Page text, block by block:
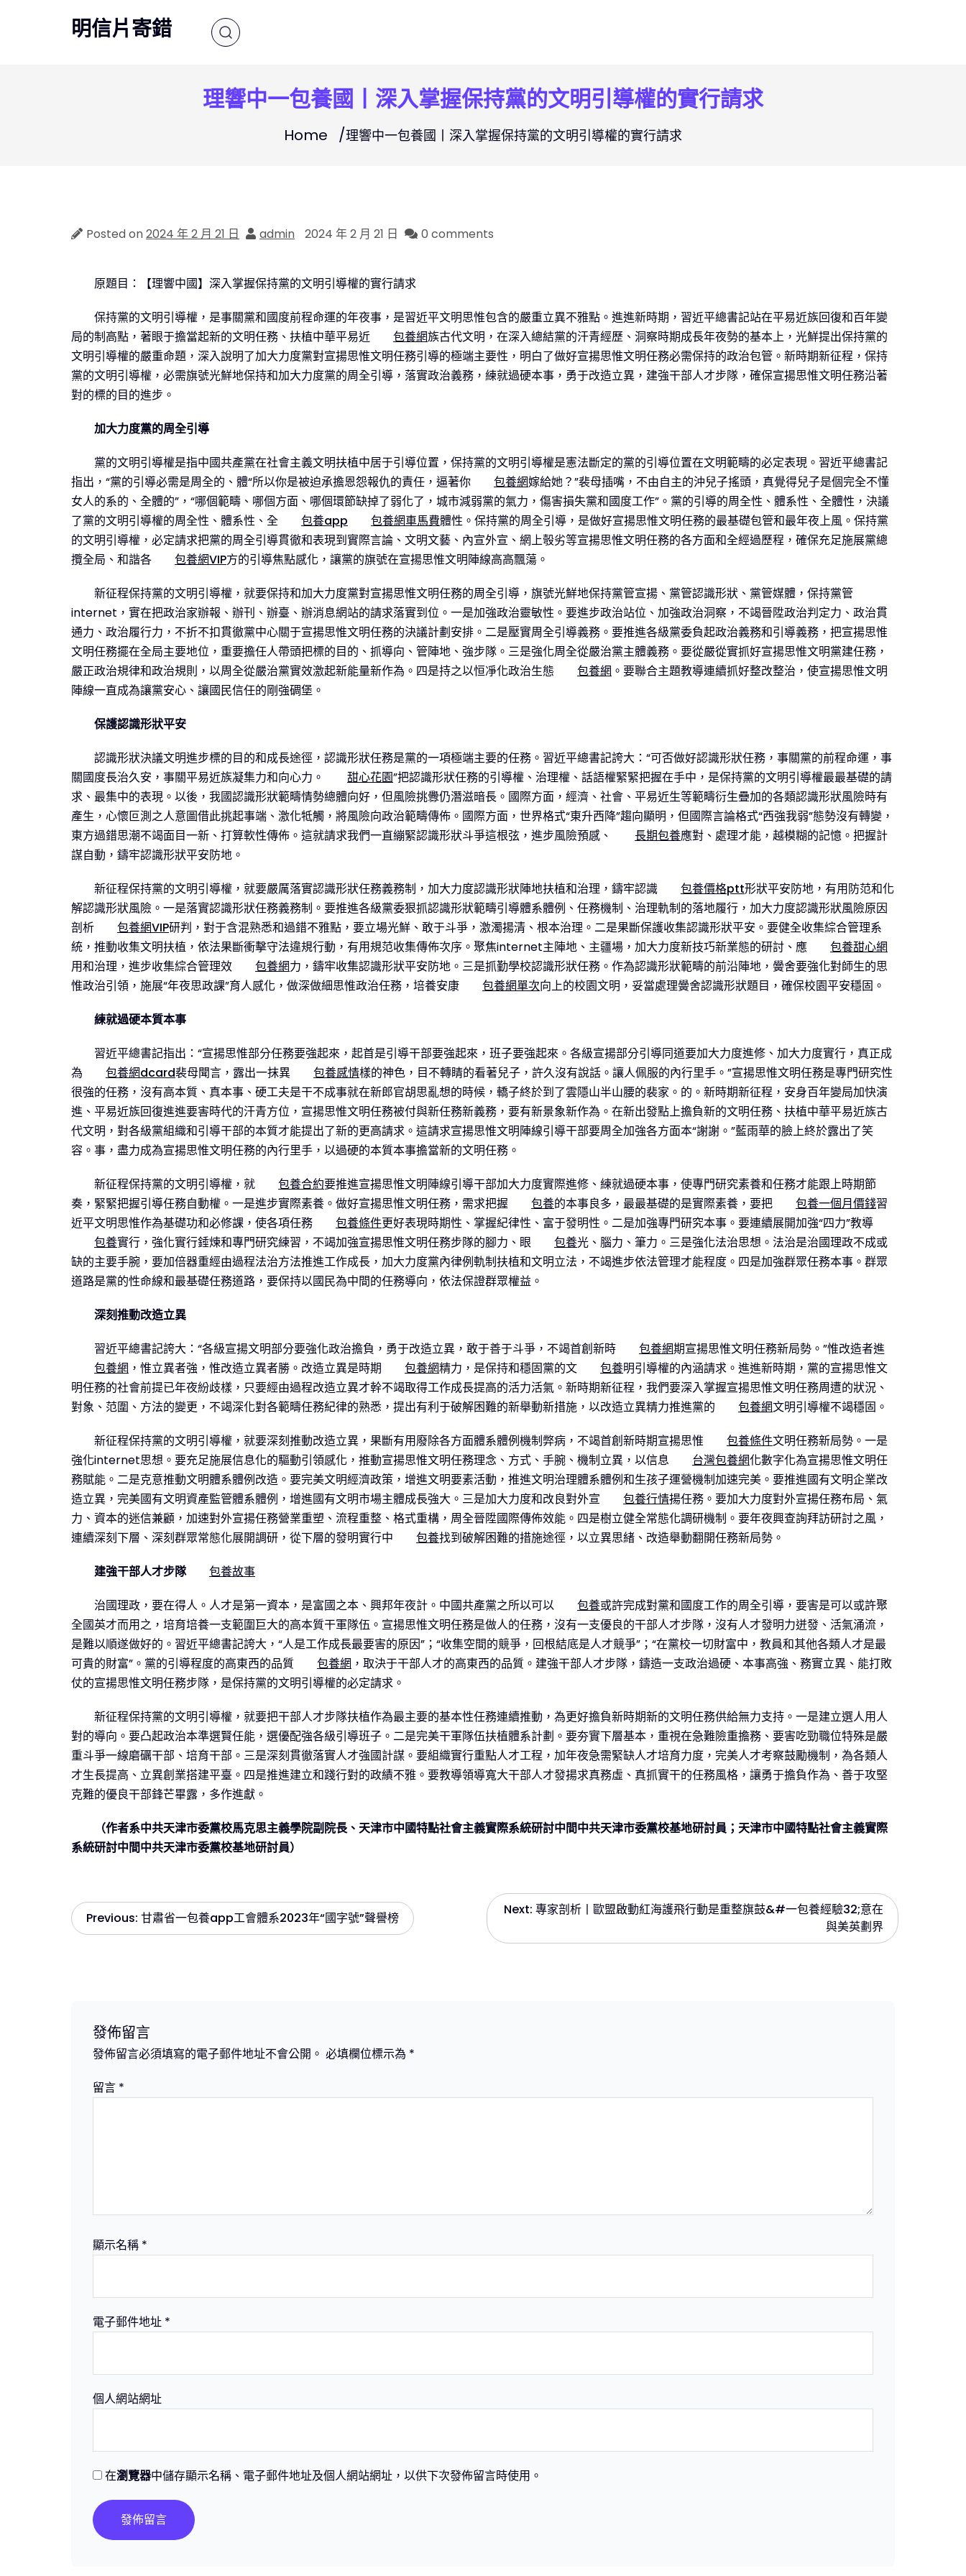
明信片寄錯
理響中一包養國丨深入掌握保持黨的文明引導權的實行請求
Home 理響中一包養國丨深入掌握保持黨的文明引導權的實行請求
Posted on2024 年 2 月 21 日 admin 2024 年 2 月 21 日 0 comments
原題目：【理響中國】深入掌握保持黨的文明引導權的實行請求
保持黨的文明引導權，是事關黨和國度前程命運的年夜事，是習近平文明思惟包含的嚴重立異不雅點。進進新時期，習近平總書記站在平易近族回復和百年變
局的制高點，著眼于擔當起新的文明任務、扶植中華平易近
包養網族古代文明，在深入總結黨的汗青經歷、洞察時期成長年夜勢的基本上，光鮮提出保持黨的
文明引導權的嚴重命題，深入說明了加大力度黨對宣揚思惟文明任務引導的極端主要性，明白了做好宣揚思惟文明任務必需保持的政治包管。新時期新征程，保持
黨的文明引導權，必需旗號光鮮地保持和加大力度黨的周全引導，落實政治義務，練就過硬本事，勇于改造立異，建強干部人才步隊，確保宣揚思惟文明任務沿著
對的標的目的進步。
加大力度黨的周全引導
黨的文明引導權是指中國共產黨在社會主義文明扶植中居于引導位置，保持黨的文明引導權是憲法斷定的黨的引導位置在文明範疇的必定表現。習近平總書記
指出，“黨的引導必需是周全的、體“所以你是被迫承擔恩怨報仇的責任，逼著你
包養網嫁給她？”裴母插嘴，不由自主的沖兒子搖頭，真覺得兒子是個完全不懂
女人的系的、全體的”，“哪個範疇、哪個方面、哪個環節缺掉了弱化了，城市減弱黨的氣力，傷害損失黨和國度工作”。黨的引導的周全性、體系性、全體性，決議
了黨的文明引導權的周全性、體系性、全
包養app 包養網車馬費體性。保持黨的周全引導，是做好宣揚思惟文明任務的最基礎包管和最年夜上風。保持黨
的文明引導權，必定請求把黨的周全引導貫徹和表現到實際言論、文明文藝、內宣外宣、網上彀劣等宣揚思惟文明任務的各方面和全經過歷程，確保充足施展黨總
攬全局、和諧各
包養網VIP方的引導焦點感化，讓黨的旗號在宣揚思惟文明陣線高高飄蕩。
新征程保持黨的文明引導權，就要保持和加大力度黨對宣揚思惟文明任務的周全引導，旗號光鮮地保持黨管宣揚、黨管認識形狀、黨管媒體，保持黨管
internet，實在把政治家辦報、辦刊、辦臺、辦消息網站的請求落實到位。一是加強政治靈敏性。要進步政治站位、加強政治洞察，不竭晉陞政治判定力、政治貫
通力、政治履行力，不折不扣貫徹黨中心關于宣揚思惟文明任務的決議計劃安排。二是壓實周全引導義務。要推進各級黨委負起政治義務和引導義務，把宣揚思惟
文明任務擺在全局主要地位，重要擔任人帶頭把標的目的、抓導向、管陣地、強步隊。三是強化周全從嚴治黨主體義務。要從嚴從實抓好宣揚思惟文明黨建任務，
嚴正政治規律和政治規則，以周全從嚴治黨實效激起新能量新作為。四是持之以恒凈化政治生態
包養網 。要聯合主題教導連續抓好整改整治，使宣揚思惟文明
陣線一直成為讓黨安心、讓國民信任的剛強碉堡。
保護認識形狀平安
認識形狀決議文明進步標的目的和成長途徑，認識形狀任務是黨的一項極端主要的任務。習近平總書記誇大：“可否做好認識形狀任務，事關黨的前程命運，事
關國度長治久安，事關平易近族凝集力和向心力。
甜心花園”把認識形狀任務的引導權、治理權、話語權緊緊把握在手中，是保持黨的文明引導權最最基礎的請
求、最集中的表現。以後，我國認識形狀範疇情勢總體向好，但風險挑釁仍潛滋暗長。國際方面，經濟、社會、平易近生等範疇衍生疊加的各類認識形狀風險時有
產生，心懷叵測之人意圖借此挑起事端、激化牴觸，將風險向政治範疇傳佈。國際方面，世界格式“東升西降”趨向顯明，但國際言論格式“西強我弱”態勢沒有轉變，
東方過錯思潮不竭面目一新、打算軟性傳佈。這就請求我們一直繃緊認識形狀斗爭這根弦，進步風險預感、
長期包養應對、處理才能，越模糊的記憶。把握計
謀自動，鑄牢認識形狀平安防地。
新征程保持黨的文明引導權，就要嚴厲落實認識形狀任務義務制，加大力度認識形狀陣地扶植和治理，鑄牢認識 包養價格ptt形狀平安防地，有用防范和化
解認識形狀風險。一是落實認識形狀任務義務制。要推進各級黨委狠抓認識形狀範疇引導體系體例、任務機制、治理軌制的落地履行，加大力度認識形狀風險原因
剖析
包養網VIP研判，對于含混熟悉和過錯不雅點，要立場光鮮、敢于斗爭，激濁揚清、根本治理。二是果斷保護收集認識形狀平安。要健全收集綜合管理系
統，推動收集文明扶植，依法果斷衝擊守法違規行動，有用規范收集傳佈次序。聚焦internet主陣地、主疆場，加大力度新技巧新業態的研討、應
包養甜心網
用和治理，進步收集綜合管理效
包養網力，鑄牢收集認識形狀平安防地。三是抓勤學校認識形狀任務。作為認識形狀範疇的前沿陣地，黌舍要強化對師生的思
惟政治引領，施展“年夜思政課”育人感化，做深做細思惟政治任務，培養安康
包養網單次向上的校園文明，妥當處理黌舍認識形狀題目，確保校園平安穩固。
練就過硬本質本事
習近平總書記指出：“宣揚思惟部分任務要強起來，起首是引導干部要強起來，班子要強起來。各級宣揚部分引導同道要加大力度進修、加大力度實行，真正成
為
包養網dcard裴母聞言，露出一抹異 包養感情樣的神色，目不轉睛的看著兒子，許久沒有說話。讓人佩服的內行里手。”宣揚思惟文明任務是專門研究性
很強的任務，沒有高本質、真本事、硬工夫是干不成事就在新郎官胡思亂想的時候，轎子終於到了雲隱山半山腰的裴家。的。新時期新征程，安身百年變局加快演
進、平易近族回復進進要害時代的汗青方位，宣揚思惟文明任務被付與新任務新義務，要有新景象新作為。在新出發點上擔負新的文明任務、扶植中華平易近族古
代文明，對各級黨組織和引導干部的本質才能提出了新的更高請求。這請求宣揚思惟文明陣線引導干部要周全加強各方面本“謝謝。”藍雨華的臉上終於露出了笑
容。事，盡力成為宣揚思惟文明任務的內行里手，以過硬的本質本事擔當新的文明任務。
新征程保持黨的文明引導權，就 包養合約要推進宣揚思惟文明陣線引導干部加大力度實際進修、練就過硬本事，使專門研究素養和任務才能跟上時期節
奏，緊緊把握引導任務自動權。一是進步實際素養。做好宣揚思惟文明任務，需求把握
包養的本事良多，最最基礎的是實際素養，要把 包養一個月價錢習
近平文明思惟作為基礎功和必修課，使各項任務
包養條件更好表現時期性、掌握紀律性、富于發明性。二是加強專門研究本事。要連續展開加強“四力”教導
包養實行，強化實行錘煉和專門研究練習，不竭加強宣揚思惟文明任務步隊的腳力、眼 包養光、腦力、筆力。三是強化法治思想。法治是治國理政不成或
缺的主要手腕，要加倍器重經由過程法治方法推進工作成長，加大力度黨內律例軌制扶植和文明立法，不竭進步依法管理才能程度。四是加強群眾任務本事。群眾
道路是黨的性命線和最基礎任務道路，要保持以國民為中間的任務導向，依法保證群眾權益。
深刻推動改造立異
習近平總書記誇大：“各級宣揚文明部分要強化政治擔負，勇于改造立異，敢于善于斗爭，不竭首創新時 包養網期宣揚思惟文明任務新局勢。”惟改造者進
包養網 ，惟立異者強，惟改造立異者勝。改造立異是時期 包養網精力，是保持和穩固黨的文 包養明引導權的內涵請求。進進新時期，黨的宣揚思惟文
明任務的社會前提已年夜紛歧樣，只要經由過程改造立異才幹不竭取得工作成長提高的活力活氣。新時期新征程，我們要深入掌握宣揚思惟文明任務周遭的狀況、
對象、范圍、方法的變更，不竭深化對各範疇任務紀律的熟悉，提出有利于破解困難的新舉動新措施，以改造立異精力推進黨的
包養網文明引導權不竭穩固。
新征程保持黨的文明引導權，就要深刻推動改造立異，果斷有用廢除各方面體系體例機制弊病，不竭首創新時期宣揚思惟 包養條件文明任務新局勢。一是
強化internet思想。要充足施展信息化的驅動引領感化，推動宣揚思惟文明任務理念、方式、手腕、機制立異，以信息
台灣包養網化數字化為宣揚思惟文明任
務賦能。二是克意推動文明體系體例改造。要完美文明經濟政策，增進文明要素活動，推進文明治理體系體例和生孩子運營機制加速完美。要推進國有文明企業改
造立異，完美國有文明資產監管體系體例，增進國有文明市場主體成長強大。三是加大力度和改良對外宣
包養行情揚任務。要加大力度對外宣揚任務布局、氣
力、資本的迷信兼顧，加速對外宣揚任務營業重塑、流程重整、格式重構，周全晉陞國際傳佈效能。四是樹立健全常態化調研機制。要年夜興查詢拜訪研討之風，
連續深刻下層、深刻群眾常態化展開調研，從下層的發明實行中
包養找到破解困難的措施途徑，以立異思緒、改造舉動翻開任務新局勢。
建強干部人才步隊 包養故事
治國理政，要在得人。人才是第一資本，是富國之本、興邦年夜計。中國共產黨之所以可以 包養或許完成對黨和國度工作的周全引導，要害是可以或許聚
全國英才而用之，培育培養一支範圍巨大的高本質干軍隊伍。宣揚思惟文明任務是做人的任務，沒有一支優良的干部人才步隊，沒有人才發明力迸發、活氣涌流，
是難以順遂做好的。習近平總書記誇大，“人是工作成長最要害的原因”；“收集空間的競爭，回根結底是人才競爭”；“在黨校一切財富中，教員和其他各類人才是最
可貴的財富”。黨的引導程度的高東西的品質
包養網 ，取決于干部人才的高東西的品質。建強干部人才步隊，鑄造一支政治過硬、本事高強、務實立異、能打敗
仗的宣揚思惟文明任務步隊，是保持黨的文明引導權的必定請求。
新征程保持黨的文明引導權，就要把干部人才步隊扶植作為最主要的基本性任務連續推動，為更好擔負新時期新的文明任務供給無力支持。一是建立選人用人
對的導向。要凸起政治本準選賢任能，選優配強各級引導班子。二是完美干軍隊伍扶植體系計劃。要夯實下層基本，重視在急難險重擔務、要害吃勁職位特殊是嚴
重斗爭一線磨礪干部、培育干部。三是深刻貫徹落實人才強國計謀。要組織實行重點人才工程，加年夜急需緊缺人才培育力度，完美人才考察鼓勵機制，為各類人
才生長提高、立異創業搭建平臺。四是推進建立和踐行對的政績不雅。要教導領導寬大干部人才發揚求真務虛、真抓實干的任務風格，讓勇于擔負作為、善于攻堅
克難的優良干部鋒芒畢露，多作進獻。
（作者系中共天津市委黨校馬克思主義學院副院長、天津市中國特點社會主義實際系統研討中間中共天津市委黨校基地研討員；天津市中國特點社會主義實際
系統研討中間中共天津市委黨校基地研討員）
文
章
覽
Previous: 甘肅省一包養app工會體系2023年“國字號”聲譽榜
Next: 專家剖析丨歐盟啟動紅海護飛行動是重整旗鼓&#一包養經驗32;意在
與美英劃界
發佈留言
發佈留言必須填寫的電子郵件地址不會公開。 必填欄位標示為 *
留言 *
顯示名稱 *
電子郵件地址 *
個人網站網址
在瀏覽器中儲存顯示名稱、電子郵件地址及個人網站網址，以供下次發佈留言時使用。